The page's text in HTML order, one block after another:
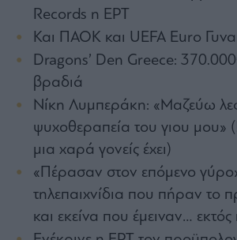
Εγγραφείτε
στο
Newsletter
του
mononews.gr
submitting
email,
Records η ΕΡΤ
Και ΠΑΟΚ και UEFA Euro
Dragons’ Den Greece:
βραδιά
Νίκη Λυμπεράκη: «Μαζεύω
ψυχοθεραπεία του γιου μου»
μια χαρά γονείς έχει)
«Πέρασαν στον επόμενο
τηλεπαιχνίδια που πήραν το
και εκείνα που έμειναν… εκτός